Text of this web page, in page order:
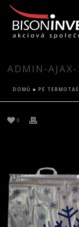
ADMIN-AJAX-
DOMŮ » PE
0